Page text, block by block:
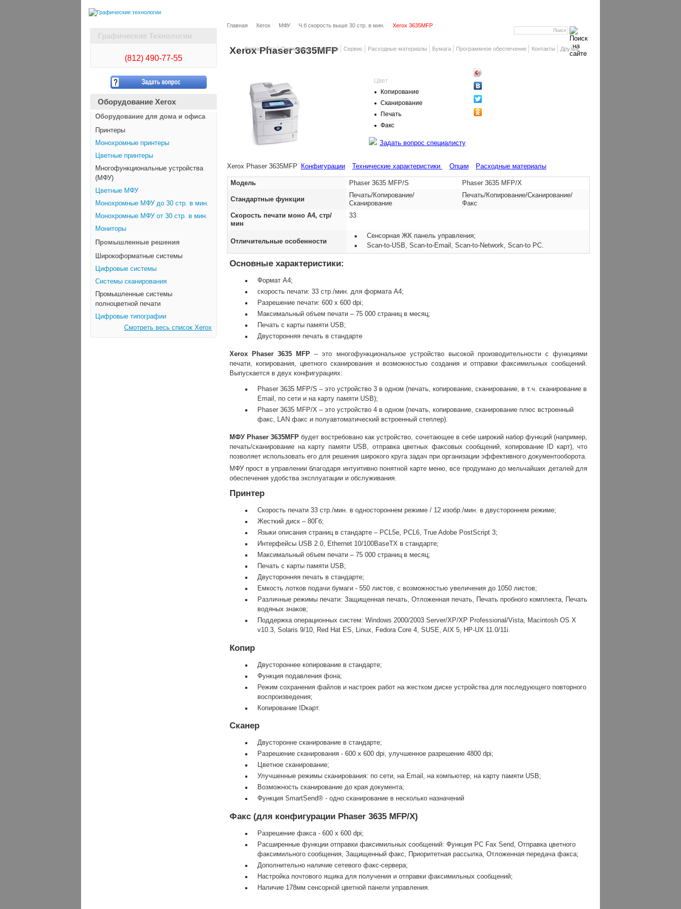
Карта сайта О компании Новости Сервис Расходные материалы Бумага Программное обеспечение Контакты Друзья
Графические Технологии
(812) 490-77-55
Оборудование Xerox
Оборудование для дома и офиса
Принтеры
Монохромные принтеры
Цветные принтеры
Многофункциональные устройства
(МФУ)
Цветные МФУ
Монохромные МФУ до 30 стр. в мин.
Монохромные МФУ от 30 стр. в мин.
Мониторы
Промышленные решения
Широкоформатные системы
Цифровые системы
Системы сканирования
Промышленные системы
полноцветной печати
Цифровые типографии
Смотреть весь список Xerox
Главная Xerox МФУ Ч.б скорость выше 30 стр. в мин. Xerox 3635MFP
Xerox Phaser 3635MFP
Цвет
Копирование
Сканирование
Печать
Факс
Задать вопрос специалисту
Xerox Phaser 3635MFP Конфигурации Технические характеристики Опции Расходные материалы
Модель Phaser 3635 MFP/S Phaser 3635 MFP/X
Стандартные функции
Печать/Копирование/
Сканирование
Печать/Копирование/Сканирование/
Факс
Скорость печати моно A4, стр/
мин
33
Отличительные особенности
Сенсорная ЖК панель управления;
Scan-to-USB, Scan-to-Email, Scan-to-Network, Scan-to PC.
Основные характеристики:
Формат А4;
скорость печати: 33 стр./мин. для формата A4;
Разрешение печати: 600 x 600 dpi;
Максимальный объем печати – 75 000 страниц в месяц;
Печать с карты памяти USB;
Двусторонняя печать в стандарте
Xerox Phaser 3635 MFP– это многофункциональное устройство высокой производительности с функциями
печати, копирования, цветного сканирования и возможностью создания и отправки факсимильных сообщений.
Выпускается в двух конфигурациях:
Phaser 3635 MFP/S – это устройство 3 в одном (печать, копирование, сканирование, в т.ч. сканирование в
Email, по сети и на карту памяти USB);
Phaser 3635 MFP/X – это устройство 4 в одном (печать, копирование, сканирование плюс встроенный
факс, LAN факс и полуавтоматический встроенный степлер).
МФУ Phaser 3635MFP будет востребовано как устройство, сочетающее в себе широкий набор функций (например,
печать/сканирование на карту памяти USB, отправка цветных факсовых сообщений, копирование ID карт), что
позволяет использовать его для решения широкого круга задач при организации эффективного документооборота.
МФУ прост в управлении благодаря интуитивно понятной карте меню, все продумано до мельчайших деталей для
обеспечения удобства эксплуатации и обслуживания.
Принтер
Скорость печати 33 стр./мин. в одностороннем режиме / 12 изобр./мин. в двустороннем режиме;
Жесткий диск – 80Гб;
Языки описания страниц в стандарте – PCL5e, PCL6, True Adobe PostScript 3;
Интерфейсы USB 2.0, Ethernet 10/100BaseTX в стандарте;
Максимальный объем печати – 75 000 страниц в месяц;
Печать с карты памяти USB;
Двусторонняя печать в стандарте;
Емкость лотков подачи бумаги - 550 листов, с возможностью увеличения до 1050 листов;
Различные режимы печати: Защищенная печать, Отложенная печать, Печать пробного комплекта, Печать
водяных знаков;
Поддержка операционных систем: Windows 2000/2003 Server/XP/XP Professional/Vista, Macintosh OS X
v10.3, Solaris 9/10, Red Hat ES, Linux, Fedora Core 4, SUSE, AIX 5, HP-UX 11.0/11i.
Копир
Двустороннее копирование в стандарте;
Функция подавления фона;
Режим сохранения файлов и настроек работ на жестком диске устройства для последующего повторного
воспроизведения;
Копирование IDкарт.
Сканер
Двусторонне сканирование в стандарте;
Разрешение сканирования - 600 x 600 dpi, улучшенное разрешение 4800 dpi;
Цветное сканирование;
Улучшенные режимы сканирования: по сети, на Email, на компьютер, на карту памяти USB;
Возможность сканирование до края документа;
Функция SmartSend® - одно сканирование в несколько назначений
Факс (для конфигурации Phaser 3635 MFP/X)
Разрешение факса - 600 x 600 dpi;
Расширенные функции отправки факсимильных сообщений: Функция PC Fax Send, Отправка цветного
факсимильного сообщения, Защищенный факс, Приоритетная рассылка, Отложенная передача факса;
Дополнительно наличие сетевого факс-сервера;
Настройка почтового ящика для получения и отправки факсимильных сообщений;
Наличие 178мм сенсорной цветной панели управления.